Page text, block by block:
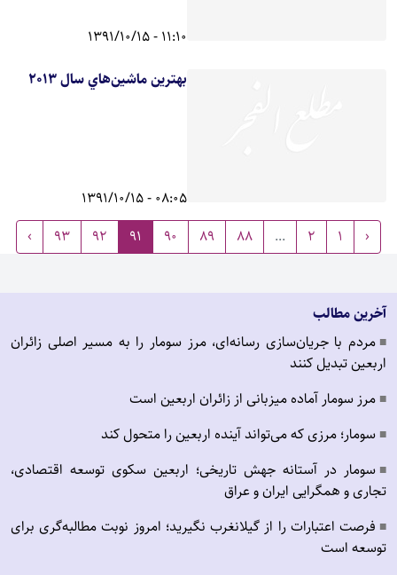
11:10 - 1391/10/15
بهترين ماشين‌هاي سال 2013
08:05 - 1391/10/15
‹
1
2
...
88
89
90
91
92
93
›
آخرین مطالب
■ مردم با جریان‌سازی رسانه‌ای، مرز سومار را به مسیر اصلی زائران
اربعین تبدیل کنند
■ مرز سومار آماده میزبانی از زائران اربعین است
■ سومار؛ مرزی که می‌تواند آینده اربعین را متحول کند
■ سومار در آستانه جهش تاریخی؛ اربعین سکوی توسعه اقتصادی،
تجاری و همگرایی ایران و عراق
■ فرصت اعتبارات را از گیلانغرب نگیرید؛ امروز نوبت مطالبه‌گری برای
توسعه است